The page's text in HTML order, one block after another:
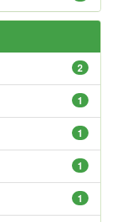
2
1
1
1
1